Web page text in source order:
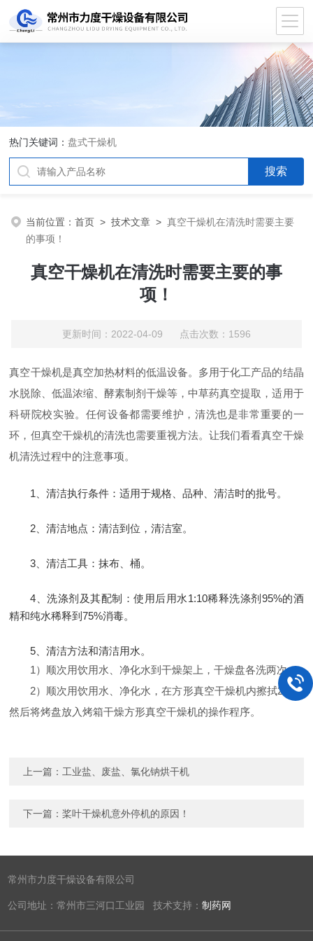
热门关键词： 盘式干燥机
当前位置：首页 >技术文章 >真空干燥机在清洗时需要主要
的事项！
真空干燥机在清洗时需要主要的事
项！
更新时间：2022-04-09 点击次数：1596
真空干燥机是真空加热材料的低温设备。多用于化工产品的结晶
水脱除、低温浓缩、酵素制剂干燥等，中草药真空提取，适用于
科研院校实验。任何设备都需要维护，清洗也是非常重要的一
环，但真空干燥机的清洗也需要重视方法。让我们看看真空干燥
机清洗过程中的注意事项。
1、清洁执行条件：适用于规格、品种、清洁时的批号。
2、清洁地点：清洁到位，清洁室。
3、清洁工具：抹布、桶。
4、洗涤剂及其配制：使用后用水1:10稀释洗涤剂95%的酒
精和纯水稀释到75%消毒。
5、清洁方法和清洁用水。
1）顺次用饮用水、净化水到干燥架上，干燥盘各洗两次。
2）顺次用饮用水、净化水，在方形真空干燥机内擦拭2次。
然后将烤盘放入烤箱干燥方形真空干燥机的操作程序。
上一篇： 工业盐、废盐、氯化钠烘干机
下一篇：桨叶干燥机意外停机的原因！
常州市力度干燥设备有限公司
公司地址：常州市三河口工业园 技术支持：制药网